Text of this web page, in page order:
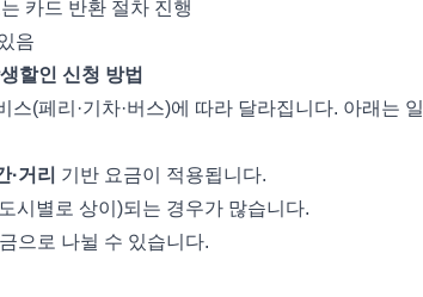
카드 반환 절차 진행
음
할인 신청 방법
스(페리·기차·버스)에 따라 달라집니다. 아래는
·거리 기반 요금이 적용됩니다.
시별로 상이)되는 경우가 많습니다.
으로 나뉠 수 있습니다.